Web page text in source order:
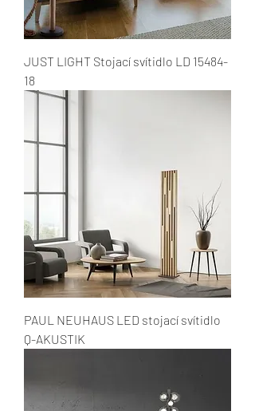
JUST LIGHT Stojací svítidlo LD 15484-
18
PAUL NEUHAUS LED stojací svítidlo
Q-AKUSTIK